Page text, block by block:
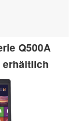
Q500A
erhältlich